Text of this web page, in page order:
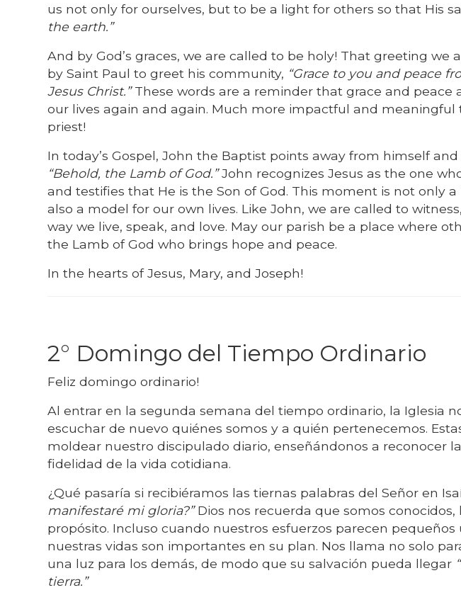
us not only for ourselves, but to be a light for others so that His
the earth.”
And by God’s graces, we are called to be holy! That greeting we
by Saint Paul to greet his community, “Grace to you and peace
Jesus Christ.”These words are a reminder that grace and peace
our lives again and again. Much more impactful and meaningful
priest!
In today’s Gospel, John the Baptist points away from himself
“Behold, the Lamb of God.”John recognizes Jesus as the one
and testifies that He is the Son of God. This moment is not only
also a model for our own lives. Like John, we are called to
way we live, speak, and love. May our parish be a place where
the Lamb of God who brings hope and peace.
In the hearts of Jesus, Mary, and Joseph!
2° Domingo del Tiempo Ordinario
Feliz domingo ordinario!
Al entrar en la segunda semana del tiempo ordinario, la Iglesia
escuchar de nuevo quiénes somos y a quién pertenecemos.
moldear nuestro discipulado diario, enseñándonos a reconocer
fidelidad de la vida cotidiana.
¿Qué pasaría si recibiéramos las tiernas palabras del Señor en
manifestaré mi gloria?”Dios nos recuerda que somos
propósito. Incluso cuando nuestros esfuerzos parecen
nuestras vidas son importantes en su plan. Nos llama no solo
una luz para los demás, de modo que su salvación pueda llegar
tierra.”